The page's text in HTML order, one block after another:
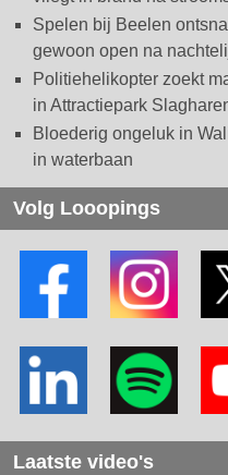
Spelen bij Beelen
gewoon open na
Politiehelikopter zoekt
in Attractiepark
Bloederig ongeluk in
in waterbaan
Volg Looopings
Laatste video's